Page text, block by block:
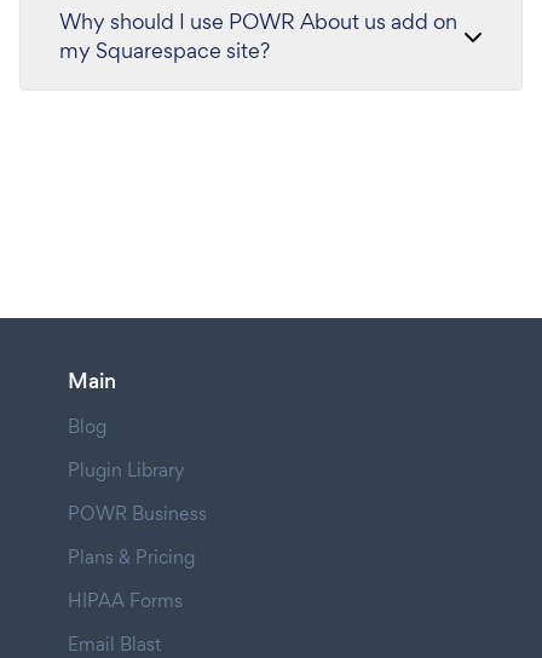
Why should I use POWR About us add on
my Squarespace site?
Main
Blog
Plugin Library
POWR Business
Plans & Pricing
HIPAA Forms
Email Blast